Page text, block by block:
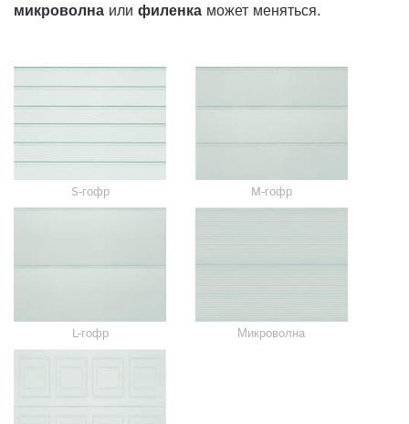
микроволна или филенка может меняться.
S-гофр M-гофр
L-гофр Микроволна